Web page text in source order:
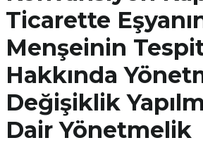
Ticarette
Menşeinin
Hakkında
Değişiklik
Dair Yönetmelik